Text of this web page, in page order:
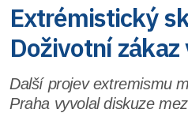
Extrémistický
Doživotní
Další projev extremismu
Praha vyvolal diskuze